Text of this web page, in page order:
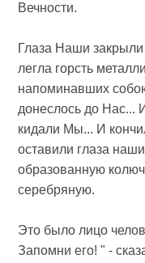
Вечности.
Глаза Наши
легла горсть
напоминавших
донеслось до Нас...
кидали Мы... И
оставили глаза
образованную
серебряную.
Это было лицо
Запомни его! " -